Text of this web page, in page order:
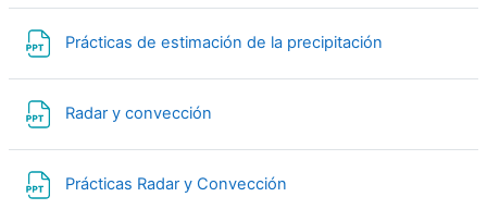
Prácticas de estimación de la precipitación
Radar y convección
Prácticas Radar y Convección